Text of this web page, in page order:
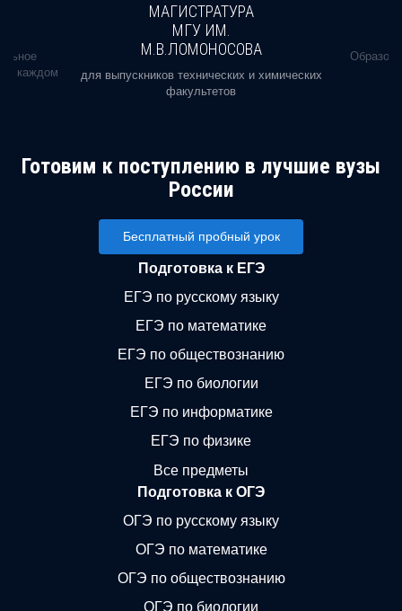
в каждом
МАГИСТРАТУРА
МГУ ИМ.
М.В.ЛОМОНОСОВА
для выпускников технических и химических
факультетов
Готовим к поступлению в лучшие вузы
России
Бесплатный пробный урок
Подготовка к ЕГЭ
ЕГЭ по русскому языку
ЕГЭ по математике
ЕГЭ по обществознанию
ЕГЭ по биологии
ЕГЭ по информатике
ЕГЭ по физике
Все предметы
Подготовка к ОГЭ
ОГЭ по русскому языку
ОГЭ по математике
ОГЭ по обществознанию
ОГЭ по биологии